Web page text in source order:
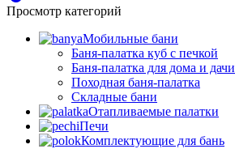
Просмотр категорий
Мобильные бани
Баня-палатка куб с печкой
Баня-палатка для дома и дачи
Походная баня-палатка
Складные бани
Отапливаемые палатки
Печи
Комплектующие для бань